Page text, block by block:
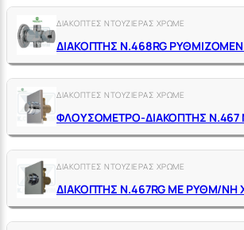
ΔΙΑΚΟΠΤΕΣ ΝΤΟΥΖΙΕΡΑΣ ΧΡΩΜΕ
ΔΙΑΚΟΠΤΕΣ ΝΤΟΥΖΙΕΡΑΣ ΧΡΩΜΕ
ΔΙΑΚΟΠΤΕΣ ΝΤΟΥΖΙΕΡΑΣ ΧΡΩΜΕ